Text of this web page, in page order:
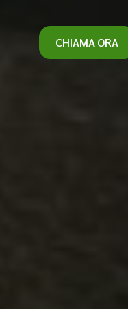
CHIAMA ORA